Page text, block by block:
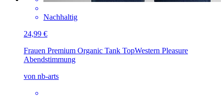
Nachhaltig
24,99 €
Frauen Premium Organic Tank TopWestern Pleasure
Abendstimmung
von nb-arts